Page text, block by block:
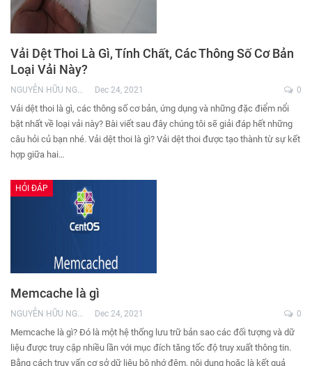
Vải Dệt Thoi Là Gì, Tính Chất, Các Thông Số Cơ Bản
Loại Vải Này?
Dec 24, 2021 0
Vải dệt thoi là gì, các thông số cơ bản, ứng dụng và những đặc điểm nổi
bật nhất về loại vải này? Bài viết sau đây chúng tôi sẽ giải đáp hết những
câu hỏi củ bạn nhé. Vải dệt thoi là gì? Vải dệt thoi được tạo thành từ sự kết
hợp giữa hai…
HỎI ĐÁP
Memcache là gì
NGUYỄN HỮU NGHĨA Dec 24, 2021 0
Memcache là gì? Đó là một hệ thống lưu trữ bản sao các đối tượng và dữ
liệu được truy cập nhiều lần với mục đích tăng tốc độ truy xuất thông tin.
Bằng cách truy vấn cơ sở dữ liệu bộ nhớ đệm, nội dung hoặc là kết quả